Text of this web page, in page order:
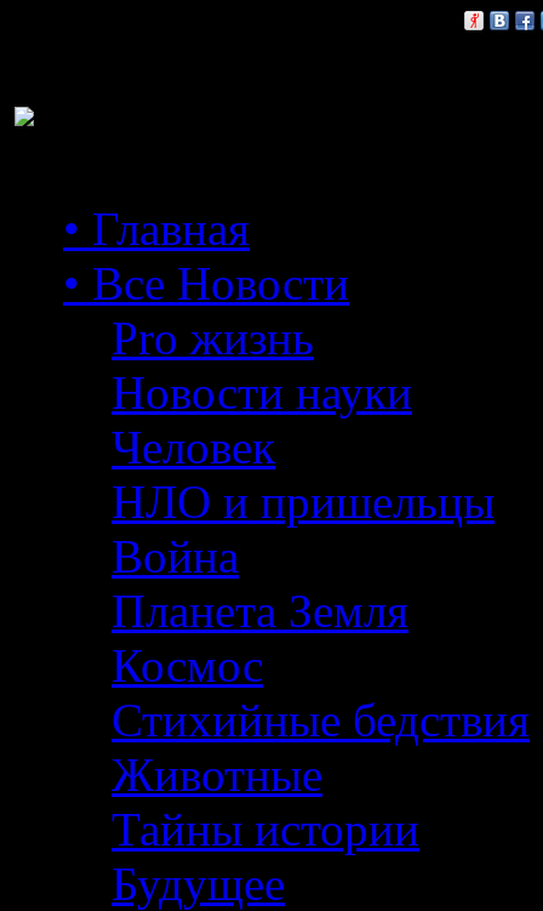
• Главная
• Все Новости
Pro жизнь
Новости науки
Человек
НЛО и пришельцы
Война
Планета Земля
Космос
Стихийные бедствия
Животные
Тайны истории
Будущее